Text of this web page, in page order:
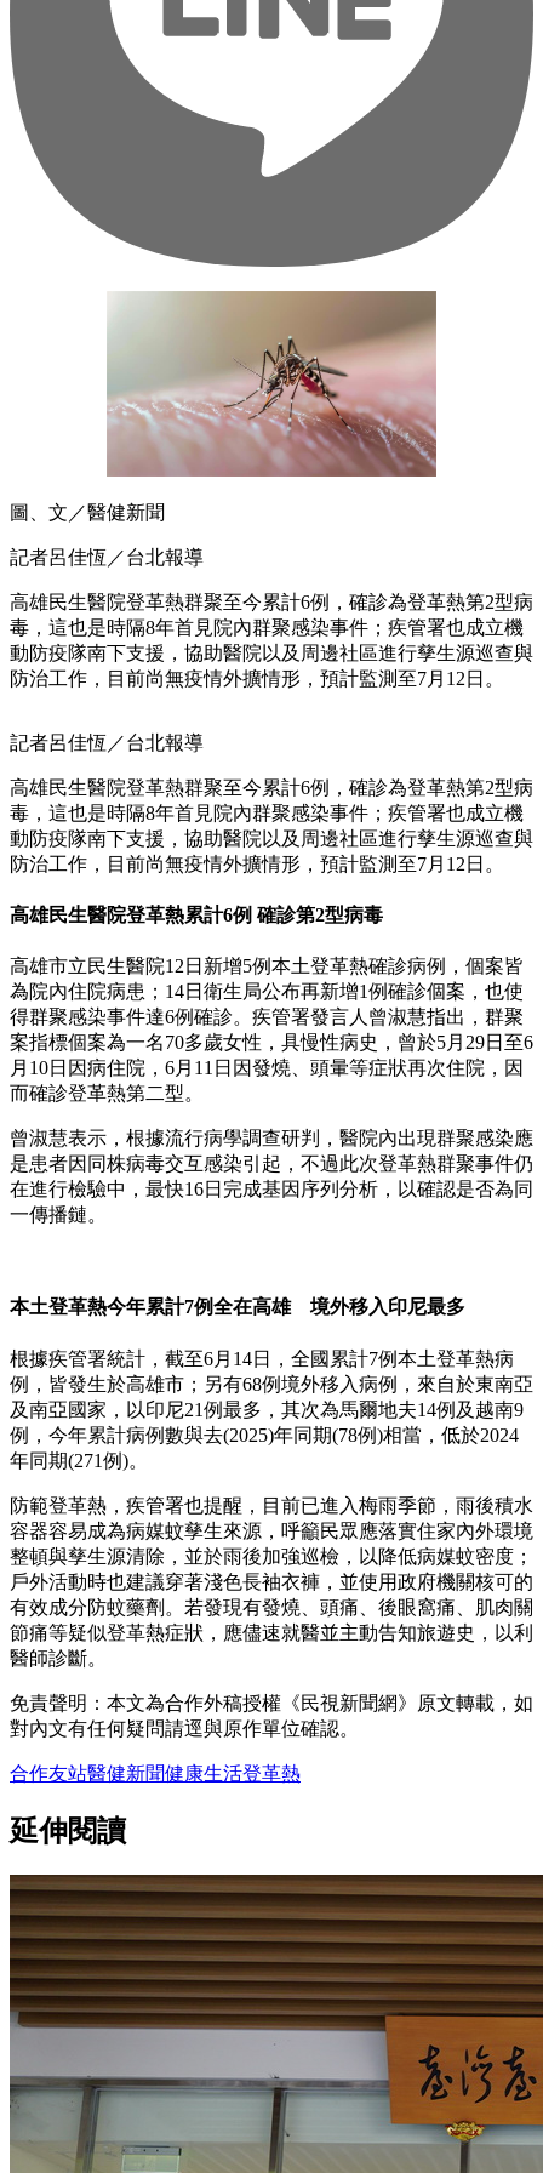
圖、文／醫健新聞
記者呂佳恆／台北報導
高雄民生醫院登革熱群聚至今累計6例，確診為登革熱第2型病
毒，這也是時隔8年首見院內群聚感染事件；疾管署也成立機
動防疫隊南下支援，協助醫院以及周邊社區進行孳生源巡查與
防治工作，目前尚無疫情外擴情形，預計監測至7月12日。
記者呂佳恆／台北報導
高雄民生醫院登革熱群聚至今累計6例，確診為登革熱第2型病
毒，這也是時隔8年首見院內群聚感染事件；疾管署也成立機
動防疫隊南下支援，協助醫院以及周邊社區進行孳生源巡查與
防治工作，目前尚無疫情外擴情形，預計監測至7月12日。
高雄民生醫院登革熱累計6例 確診第2型病毒
高雄市立民生醫院12日新增5例本土登革熱確診病例，個案皆
為院內住院病患；14日衛生局公布再新增1例確診個案，也使
得群聚感染事件達6例確診。疾管署發言人曾淑慧指出，群聚
案指標個案為一名70多歲女性，具慢性病史，曾於5月29日至6
月10日因病住院，6月11日因發燒、頭暈等症狀再次住院，因
而確診登革熱第二型。
曾淑慧表示，根據流行病學調查研判，醫院內出現群聚感染應
是患者因同株病毒交互感染引起，不過此次登革熱群聚事件仍
在進行檢驗中，最快16日完成基因序列分析，以確認是否為同
一傳播鏈。
本土登革熱今年累計7例全在高雄 境外移入印尼最多
根據疾管署統計，截至6月14日，全國累計7例本土登革熱病
例，皆發生於高雄市；另有68例境外移入病例，來自於東南亞
及南亞國家，以印尼21例最多，其次為馬爾地夫14例及越南9
例，今年累計病例數與去(2025)年同期(78例)相當，低於2024
年同期(271例)。
防範登革熱，疾管署也提醒，目前已進入梅雨季節，雨後積水
容器容易成為病媒蚊孳生來源，呼籲民眾應落實住家內外環境
整頓與孳生源清除，並於雨後加強巡檢，以降低病媒蚊密度；
戶外活動時也建議穿著淺色長袖衣褲，並使用政府機關核可的
有效成分防蚊藥劑。若發現有發燒、頭痛、後眼窩痛、肌肉關
節痛等疑似登革熱症狀，應儘速就醫並主動告知旅遊史，以利
醫師診斷。
免責聲明：本文為合作外稿授權《民視新聞網》原文轉載，如
對內文有任何疑問請逕與原作單位確認。
合作友站醫健新聞健康生活登革熱
延伸閱讀